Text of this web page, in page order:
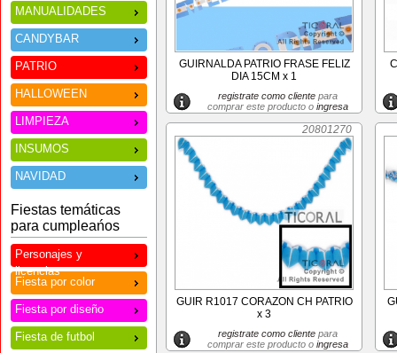
MANUALIDADES
CANDYBAR
PATRIO
HALLOWEEN
LIMPIEZA
INSUMOS
NAVIDAD
Fiestas temáticas
para cumpleańos
Personajes y
licencias
Fiesta por color
Fiesta por diseño
Fiesta de futbol
GUIRNALDA PATRIO FRASE FELIZ
DIA 15CM x 1
registrate como clientepara
comprar este producto o ingresa
20801270
GUIR R1017 CORAZON CH PATRIO
x 3
registrate como clientepara
comprar este producto o ingresa